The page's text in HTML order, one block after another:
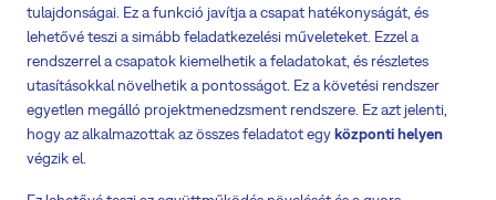
tulajdonságai. Ez a funkció javítja a csapat hatékonyságát, és
lehetővé teszi a simább feladatkezelési műveleteket. Ezzel a
rendszerrel a csapatok kiemelhetik a feladatokat, és részletes
utasításokkal növelhetik a pontosságot. Ez a követési rendszer
egyetlen megálló projektmenedzsment rendszere. Ez azt jelenti,
hogy az alkalmazottak az összes feladatot egyközponti helyen
végzik el.